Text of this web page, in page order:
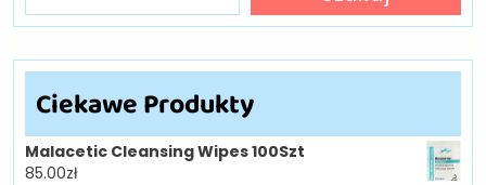
Ciekawe Produkty
Malacetic Cleansing Wipes 100Szt
85.00zł